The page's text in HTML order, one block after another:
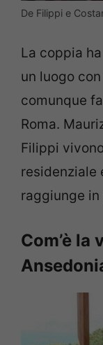
De Filippi e
La coppia
un luogo
comunque
Roma.
Filippi
residenziale
raggiunge in
Com’è la